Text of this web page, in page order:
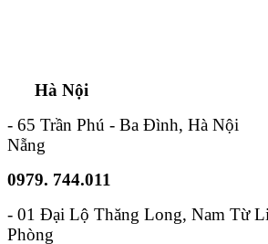
Hà Nội
- 65 Trần Phú - Ba Đình,
Nẵng
0979. 744.011
- 01 Đại Lộ Thăng
Phòng